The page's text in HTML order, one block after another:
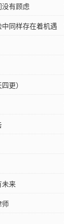
有顾虑
同样存在着机遇
更）
未来
师